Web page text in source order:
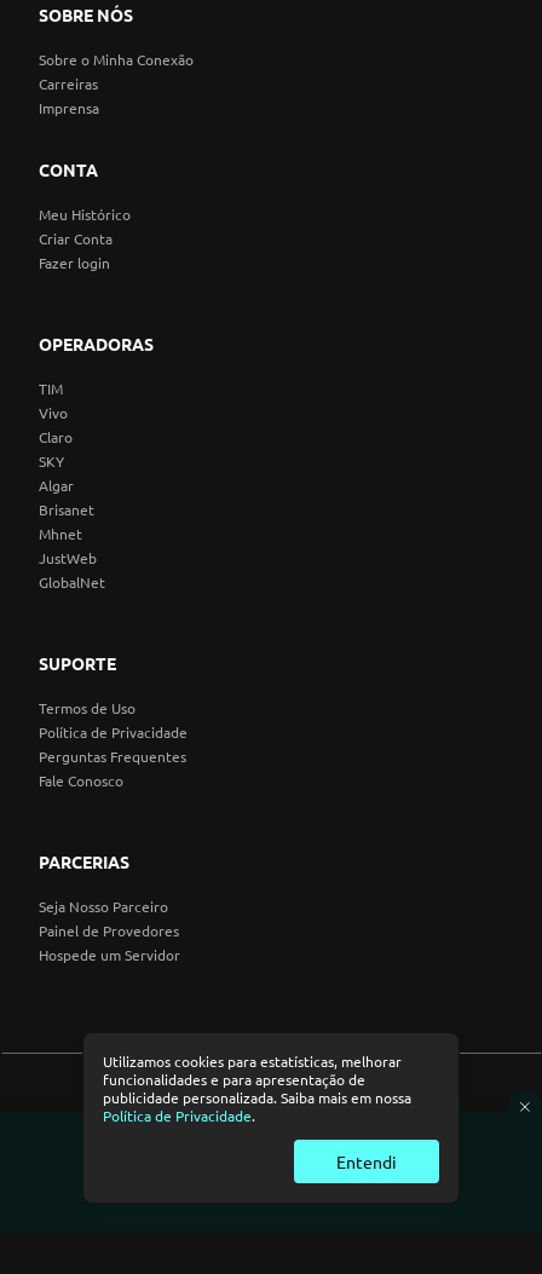
Utilizamos cookies para estatísticas, melhorar
funcionalidades e para apresentação de
publicidade personalizada. Saiba mais em nossa
Política de Privacidade.
Entendi
SOBRE NÓS
Sobre o Minha Conexão
Carreiras
Imprensa
CONTA
Meu Histórico
Criar Conta
Fazer login
OPERADORAS
TIM
Vivo
Claro
SKY
Algar
Brisanet
Mhnet
JustWeb
GlobalNet
SUPORTE
Termos de Uso
Política de Privacidade
Perguntas Frequentes
Fale Conosco
PARCERIAS
Seja Nosso Parceiro
Painel de Provedores
Hospede um Servidor
© Minha Conexão 2026